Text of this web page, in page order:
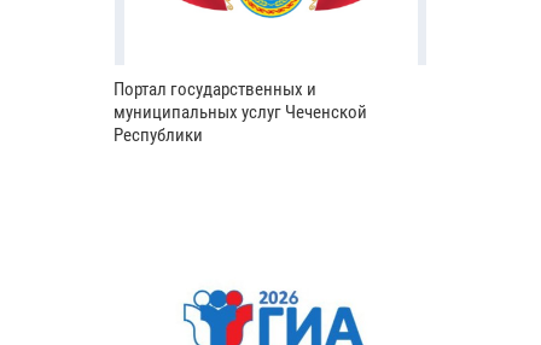
Портал государственных и
муниципальных услуг Чеченской
Республики